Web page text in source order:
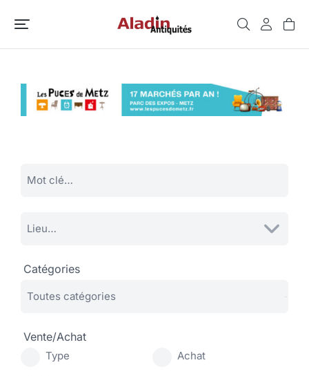
Catégories
Vente/Achat
Type Achat